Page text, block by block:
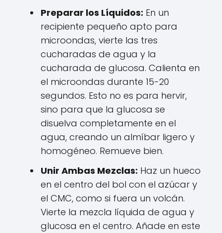
Preparar los Líquidos: En un
recipiente pequeño apto para
microondas, vierte las tres
cucharadas de agua y la
cucharada de glucosa. Calienta en
el microondas durante 15-20
segundos. Esto no es para hervir,
sino para que la glucosa se
disuelva completamente en el
agua, creando un almíbar ligero y
homogéneo. Remueve bien.
Unir Ambas Mezclas: Haz un hueco
en el centro del bol con el azúcar y
el CMC, como si fuera un volcán.
Vierte la mezcla líquida de agua y
glucosa en el centro. Añade en este